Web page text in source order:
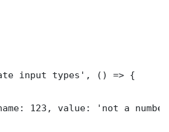
input types', () => {
123, value: 'not a